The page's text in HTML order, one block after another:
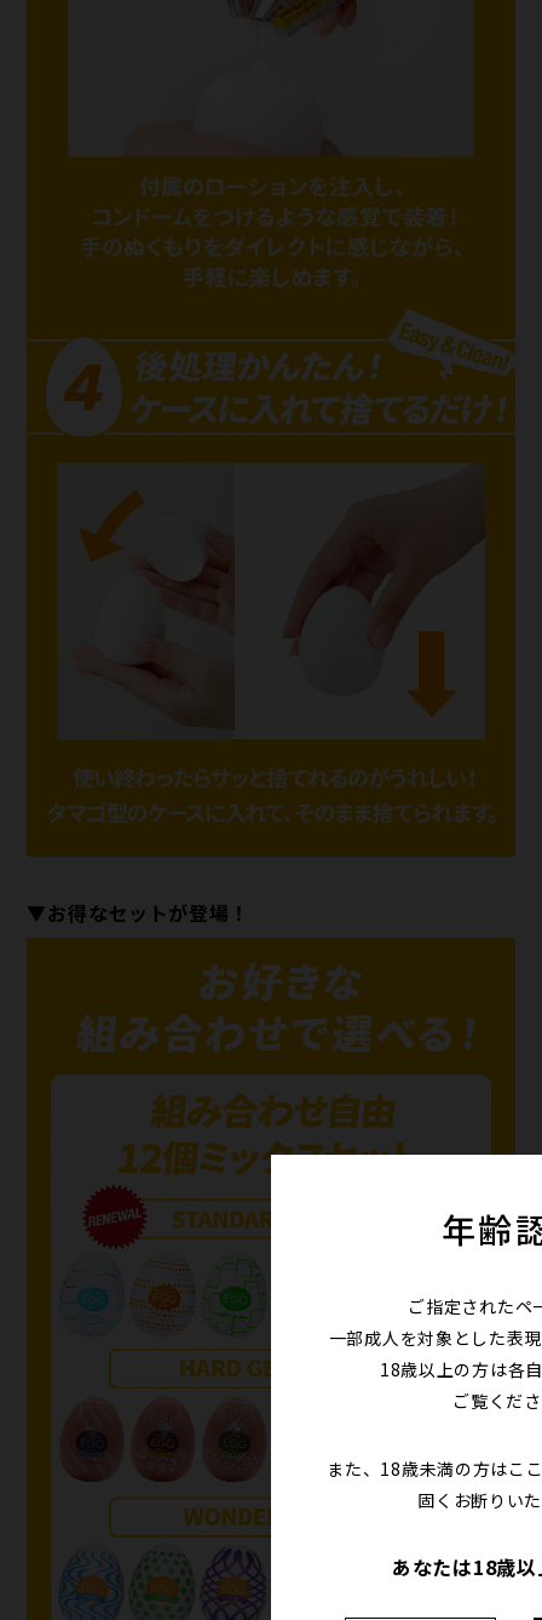
▼お得なセットが登場！
年齢
ご指定されたペ
一部成人を対象とした表
18歳以上の方は各
ご覧くだ
また、18歳未満の方はこ
固くお断りい
あなたは18歳